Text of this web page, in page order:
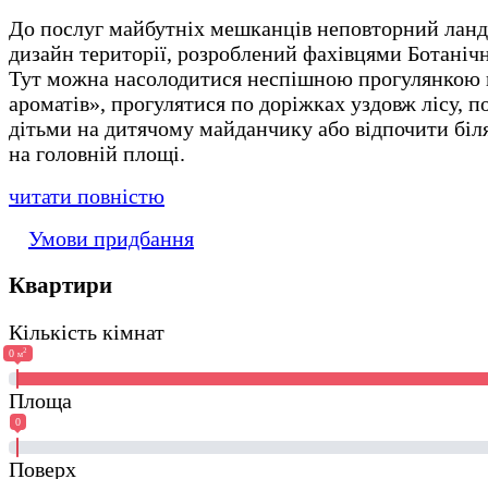
До послуг майбутніх мешканців неповторний
дизайн території, розроблений фахівцями
Тут можна насолодитися неспішною прогулянкою
ароматів», прогулятися по доріжках уздовж лісу,
дітьми на дитячому майданчику або відпочити
на головній площі.
читати повністю
Умови придбання
Квартири
Кількість кімнат
0 м2
Площа
0
Поверх